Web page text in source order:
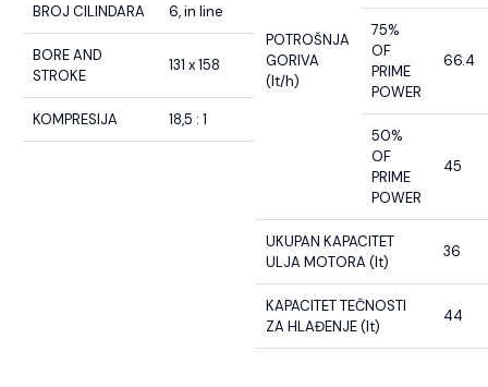
BROJ CILINDARA 6, in line
BORE AND
STROKE
131 x 158
KOMPRESIJA 18,5 : 1
POTROŠNJA
GORIVA
(lt/h)
75%
OF
PRIME
POWER
66.4
50%
OF
PRIME
POWER
45
UKUPAN KAPACITET
ULJA MOTORA (lt)
36
KAPACITET TEČNOSTI
ZA HLAĐENJE (lt)
44